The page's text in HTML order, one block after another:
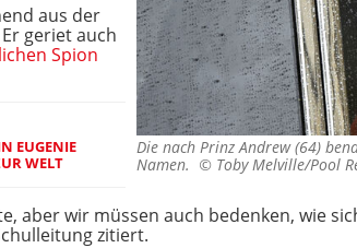
Die nach Prinz Andrew (64)
Namen. © Toby Melville/Pool
aus der
geriet auch
Spion
EUGENIE
WELT
aber wir müssen auch bedenken, wie
zitiert.